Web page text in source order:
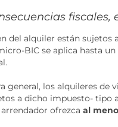
del alquiler están
BIC se aplica hasta
general, los alquileres de
a dicho impuesto- tipo
ofrezca al